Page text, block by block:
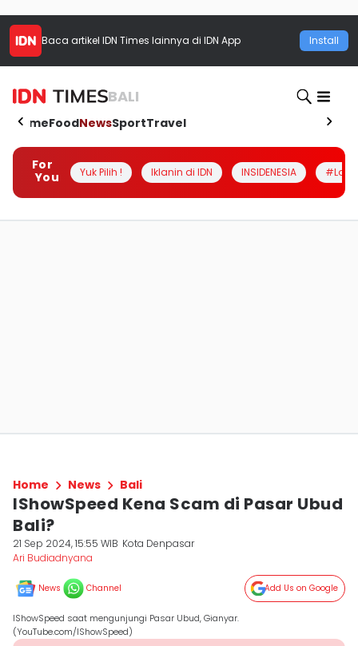
Baca artikel IDN Times lainnya di IDN App Install
BALI
HomeFoodNewsSportTravel
For
You
Yuk Pilih ! Iklanin di IDN INSIDENESIA
Home News Bali
IShowSpeed Kena Scam di Pasar Ubud
Bali?
21 Sep 2024, 15:55 WIB Kota Denpasar
Ari Budiadnyana
News Channel Add Us on Google
IShowSpeed saat mengunjungi Pasar Ubud, Gianyar.
(YouTube.com/IShowSpeed)